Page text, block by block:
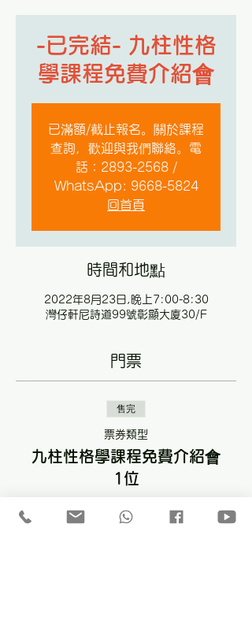
-已完結- 九柱性格
學課程免費介紹會
已滿額/截止報名。關於課程
查詢，歡迎與我們聯絡。電
話：2893-2568 /
WhatsApp: 9668-5824
回首頁
時間和地點
2022年8月23日,晚上7:00-8:30
灣仔軒尼詩道99號彰顯大廈30/F
門票
售完
票券類型
九柱性格學課程免費介紹會
1位
更多資訊